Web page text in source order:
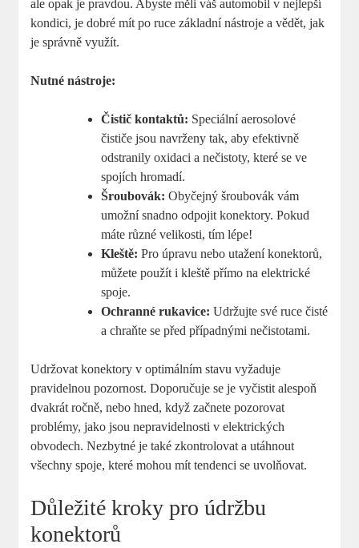
ale opak je pravdou. Abyste měli váš automobil v nejlepší
kondici, je dobré mít po ruce základní nástroje a vědět, jak
je správně využít.
Nutné nástroje:
Čistič kontaktů: Speciální aerosolové
čističe jsou navrženy tak, aby efektivně
odstranily oxidaci a nečistoty, které se ve
spojích hromadí.
Šroubovák: Obyčejný šroubovák vám
umožní snadno odpojit konektory. Pokud
máte různé velikosti, tím lépe!
Kleště: Pro úpravu nebo utažení konektorů,
můžete použít i kleště přímo na elektrické
spoje.
Ochranné rukavice: Udržujte své ruce čisté
a chraňte se před případnými nečistotami.
Udržovat konektory v optimálním stavu vyžaduje
pravidelnou pozornost. Doporučuje se je vyčistit alespoň
dvakrát ročně, nebo hned, když začnete pozorovat
problémy, jako jsou nepravidelnosti v elektrických
obvodech. Nezbytné je také zkontrolovat a utáhnout
všechny spoje, které mohou mít tendenci se uvolňovat.
Důležité kroky pro údržbu
konektorů